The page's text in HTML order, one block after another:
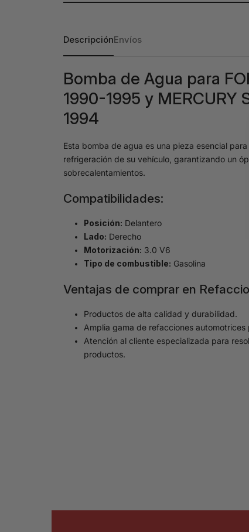
DescripciónEnvíos
Bomba de Agua para
1990-1995 y MERCURY
1994
Esta bomba de agua es una pieza esencial
refrigeración de su vehículo, garantizando un
sobrecalentamientos.
Compatibilidades:
Posición: Delantero
Lado: Derecho
Motorización: 3.0 V6
Tipo de combustible: Gasolina
Ventajas de comprar en
Productos de alta calidad y durabilidad.
Amplia gama de refacciones automotrices
Atención al cliente especializada para
productos.